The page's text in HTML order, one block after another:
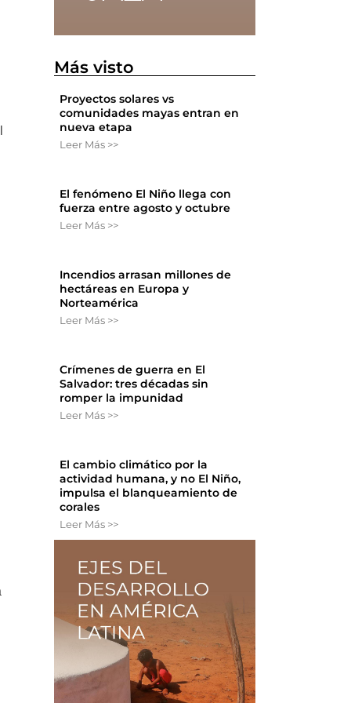
Más visto
Proyectos solares vs
comunidades mayas entran en
nueva etapa
Leer Más >>
El fenómeno El Niño llega con
fuerza entre agosto y octubre
Leer Más >>
Incendios arrasan millones de
hectáreas en Europa y
Norteamérica
Leer Más >>
Crímenes de guerra en El
Salvador: tres décadas sin
romper la impunidad
Leer Más >>
El cambio climático por la
actividad humana, y no El Niño,
impulsa el blanqueamiento de
corales
Leer Más >>